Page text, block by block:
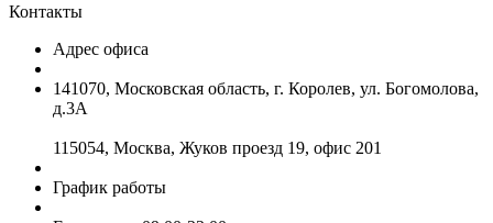
Контакты
Адрес офиса
141070, Московская область, г. Королев, ул. Богомолова,
д.3А
115054, Москва, Жуков проезд 19, офис 201
График работы